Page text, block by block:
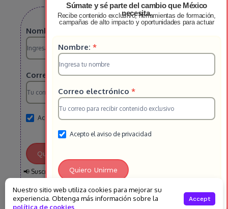
Suscribete a nuestro boletin
Suscripcion
HS
2025
Nombre:
Correo electrónico*
Acepto el aviso de privacidad
Quiero Unirme
📢 Suscríbete y recibe semanalmente información clave sobre la
Súmate y sé parte del cambio que México
necesita.
Recibe contenido exclusivo, herramientas de formación,
campañas de alto impacto y oportunidades para actuar
Suscripcion
HS
2025
Nombre: *
Correo electrónico *
Acepto el aviso de privacidad
Quiero Unirme
Nuestro sitio web utiliza cookies para mejorar su
experiencia. Obtenga más información sobre la
política de cookies
Accept